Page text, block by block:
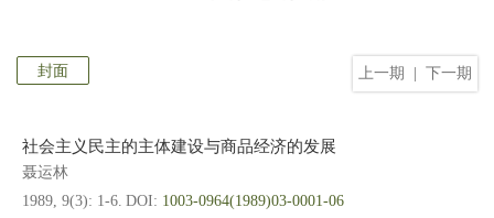
上一期 下一期
封面
社会主义民主的主体建设与商品经济的发展
聂运林
1989, 9(3): 1-6. DOI: 1003-0964(1989)03-0001-06